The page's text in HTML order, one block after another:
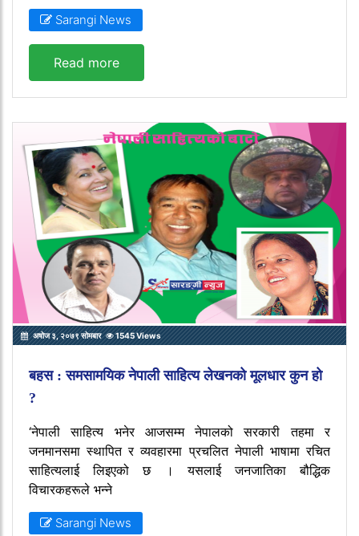
Sarangi News
Read more
अषोज ३, २०७९ सोमबार 1545 Views
बहस : समसामयिक नेपाली साहित्य लेखनको मूलधार कुन हो
?
‘नेपाली साहित्य भनेर आजसम्म नेपालको सरकारी तहमा र
जनमानसमा स्थापित र व्यवहारमा प्रचलित नेपाली भाषामा रचित
साहित्यलाई लिइएको छ । यसलाई जनजातिका बौद्धिक
विचारकहरूले भन्ने
Sarangi News